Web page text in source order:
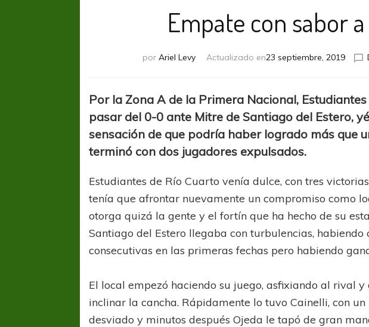
Empate con sabor
por Ariel Levy Actualizado en23 septiembre, 2019
Por la Zona A de la Primera Nacional,
pasar del 0-0 ante Mitre de Santiago del Estero,
sensación de que podría haber logrado más que
terminó con dos jugadores expulsados.
Estudiantes de Río Cuarto venía dulce, con tres
tenía que afrontar nuevamente un compromiso como
otorga quizá la gente y el fortín que ha hecho de su
Santiago del Estero llegaba con turbulencias, habiendo
consecutivas en las primeras fechas pero habiendo
El local empezó haciendo su juego, asfixiando al rival
inclinar la cancha. Rápidamente lo tuvo Cainelli, con
desviado y minutos después Ojeda le tapó de gran